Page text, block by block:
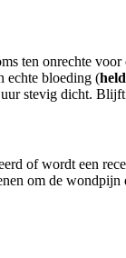
ten onrechte
echte bloeding (
stevig dicht.
of wordt een
om de